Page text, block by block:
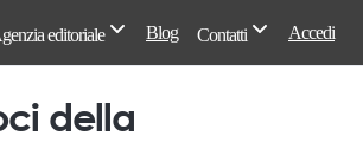
editoriale Blog Contatti Accedi
della